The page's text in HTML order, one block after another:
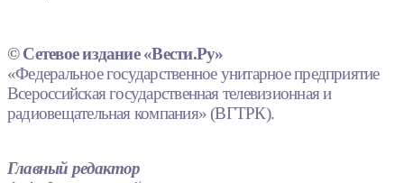
© Сетевое издание «Вести.Ру»
«Федеральное государственное унитарное предприятие
Всероссийская государственная телевизионная и
радиовещательная компания» (ВГТРК).
Главный редактор